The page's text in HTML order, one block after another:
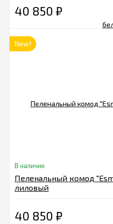
40 850 ₽
New!
В наличии
Пеленальный комод
лиловый
40 850 ₽